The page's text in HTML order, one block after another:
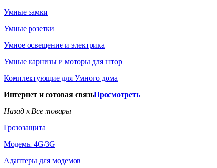
Умные замки
Умные розетки
Умное освещение и электрика
Умные карнизы и моторы для штор
Комплектующие для Умного дома
Интернет и сотовая связьПросмотреть
Назад к Все товары
Грозозащита
Модемы 4G/3G
Адаптеры для модемов